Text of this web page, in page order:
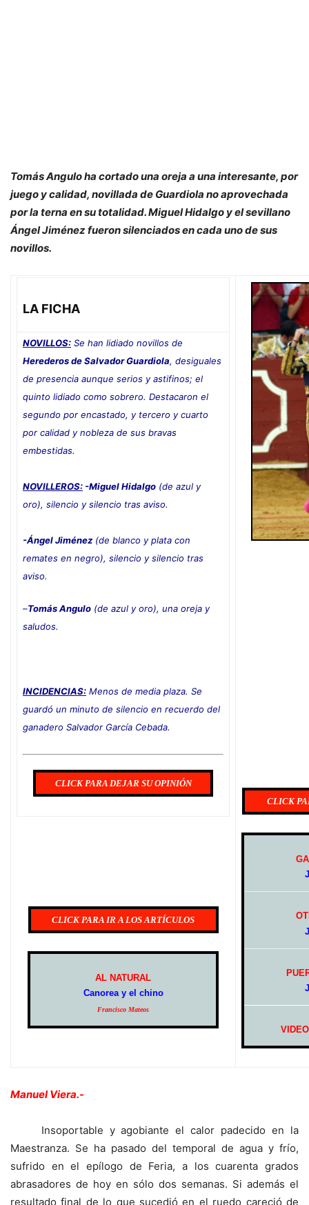
Tomás Angulo ha cortado una oreja a una interesante, por
juego y calidad, novillada de Guardiola no aprovechada
por la terna en su totalidad. Miguel Hidalgo y el sevillano
Ángel Jiménez fueron silenciados en cada uno de sus
novillos.
LA FICHA
NOVILLOS: Se han lidiado novillos de
Herederos de Salvador Guardiola, desiguales
de presencia aunque serios y astifinos; el
quinto lidiado como sobrero. Destacaron el
segundo por encastado, y tercero y cuarto
por calidad y nobleza de sus bravas
embestidas.
NOVILLEROS: -Miguel Hidalgo (de azul y
oro), silencio y silencio tras aviso.
-Ángel Jiménez(de blanco y plata con
remates en negro), silencio y silencio tras
aviso.
–Tomás Angulo (de azul y oro), una oreja y
saludos.
INCIDENCIAS: Menos de media plaza. Se
guardó un minuto de silencio en recuerdo del
ganadero Salvador García Cebada.
CLICK PARA DEJAR SU OPINIÓN
CLICK PARA IR A LOS ARTÍCULOS
AL NATURAL
Canorea y el chino
Francisco Mateos
CLICK
Manuel Viera.-
Insoportable y agobiante el calor padecido en la
Maestranza. Se ha pasado del temporal de agua y frío,
sufrido en el epílogo de Feria, a los cuarenta grados
abrasadores de hoy en sólo dos semanas. Si además el
resultado final de lo que sucedió en el ruedo careció de